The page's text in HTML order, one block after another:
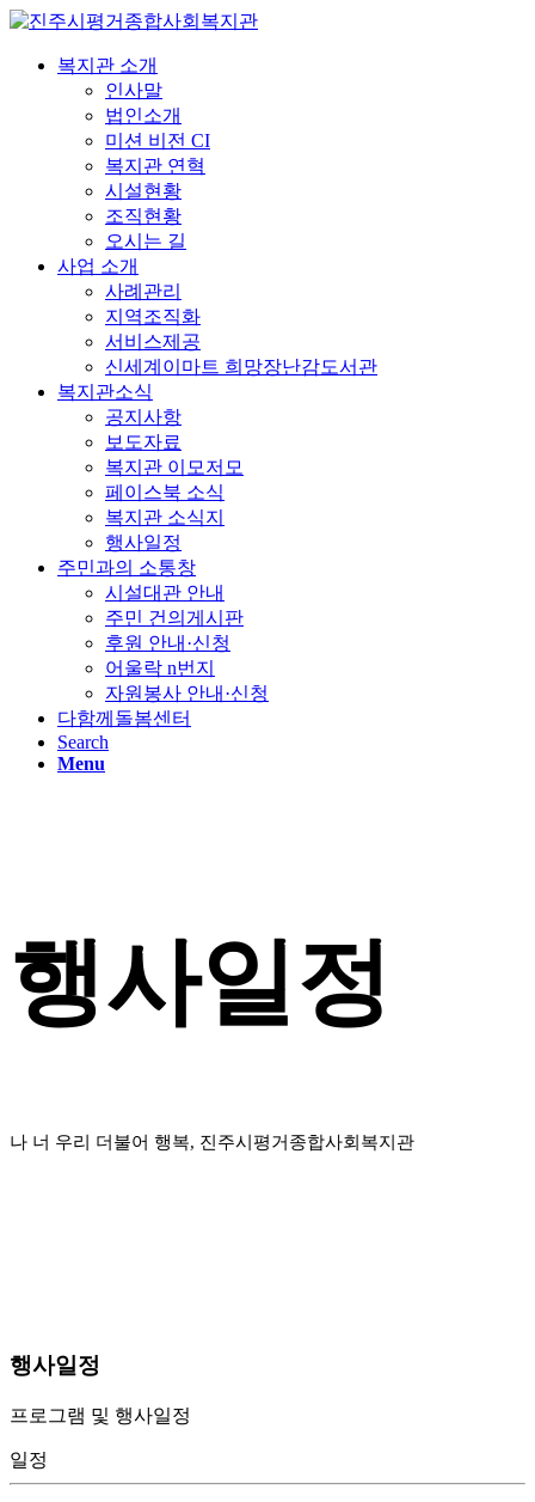
복지관 소개
인사말
법인소개
미션 비전 CI
복지관 연혁
시설현황
조직현황
오시는 길
사업 소개
사례관리
지역조직화
서비스제공
신세계이마트 희망장난감도서관
복지관소식
공지사항
보도자료
복지관 이모저모
페이스북 소식
복지관 소식지
행사일정
주민과의 소통창
시설대관 안내
주민 건의게시판
후원 안내·신청
어울락 n번지
자원봉사 안내·신청
다함께돌봄센터
Search
Menu
행사일정
나 너 우리 더불어 행복, 진주시평거종합사회복지관
행사일정
프로그램 및 행사일정
일정